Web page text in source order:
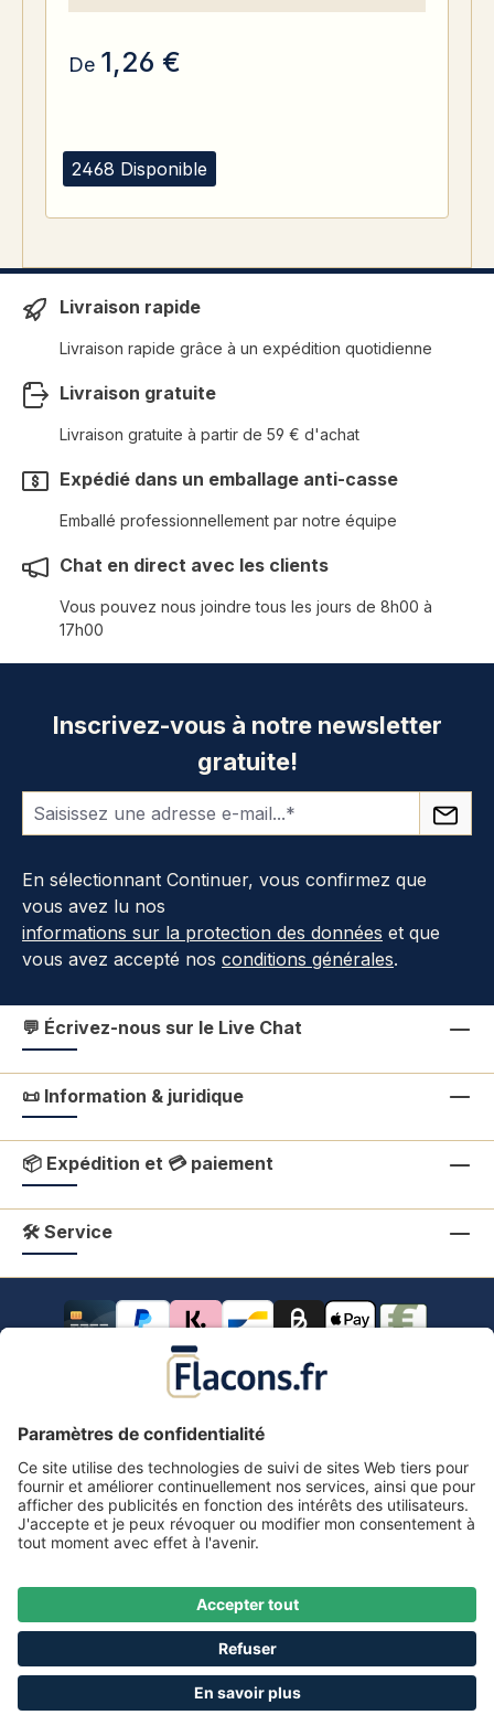
2468 Disponible
De 1,26 €
Livraison rapide
Livraison rapide grâce à un expédition quotidienne
Livraison gratuite
Livraison gratuite à partir de 59 € d'achat
Expédié dans un emballage anti-casse
Emballé professionnellement par notre équipe
Chat en direct avec les clients
Vous pouvez nous joindre tous les jours de 8h00 à
17h00
Inscrivez-vous à notre newsletter
gratuite!
En sélectionnant Continuer, vous confirmez que
vous avez lu nos
informations sur la protection des données et que
vous avez accepté nos conditions générales.
💬 Écrivez-nous sur le Live Chat
📜 Information & juridique
📦 Expédition et 💳 paiement
🛠 Service
Tous les prix s'entendent TVA comprise.
Tous les prix incluent la TVA, plus les frais d'expédition
et les éventuels frais de livraison, sauf indication
contraire.
Mentions légales
Information & formulaire de rétractation
CGV avec informations aux clients
Déclaration de confidentialité